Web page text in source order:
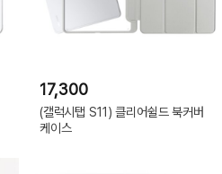
17,300
(갤럭시탭 S11) 클리어쉴드 북커버
케이스